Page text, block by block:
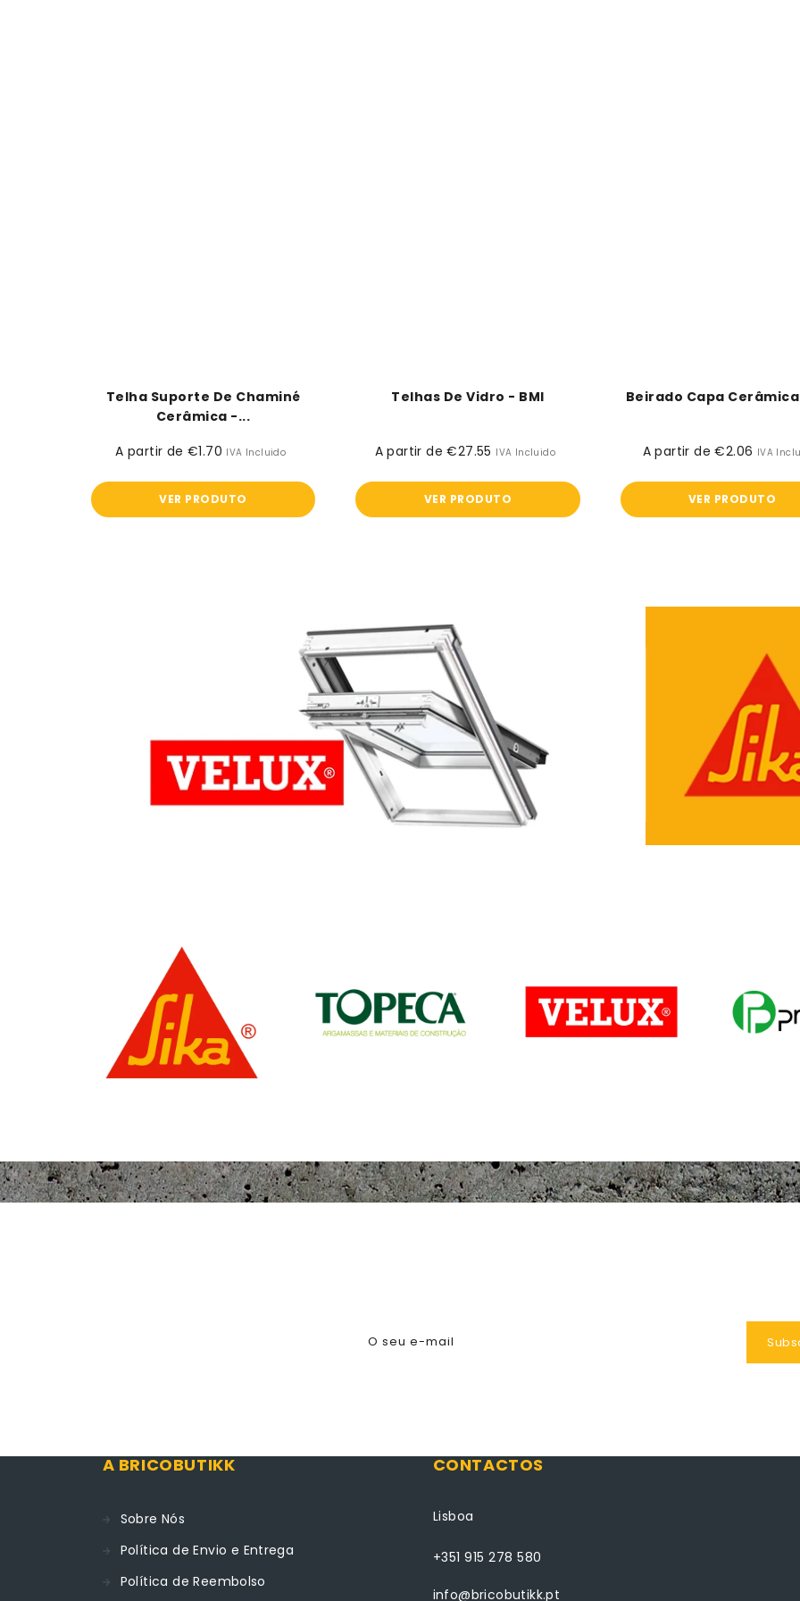
Telha Suporte De Chaminé
Cerâmica -...
Preço
A partir de €1.70 IVA Incluido
VER PRODUTO
Telhas De Vidro - BMI
Preço
A partir de €27.55 IVA Incluido
VER PRODUTO
Beirado Capa Cerâmica
Preço
A partir de €2.06 IVA
VER PRODUTO
O seu e-mail
A BRICOBUTIKK
Sobre Nós
Política de Envio e Entrega
Política de Reembolso
CONTACTOS
Lisboa
+351 915 278 580
info@bricobutikk.pt